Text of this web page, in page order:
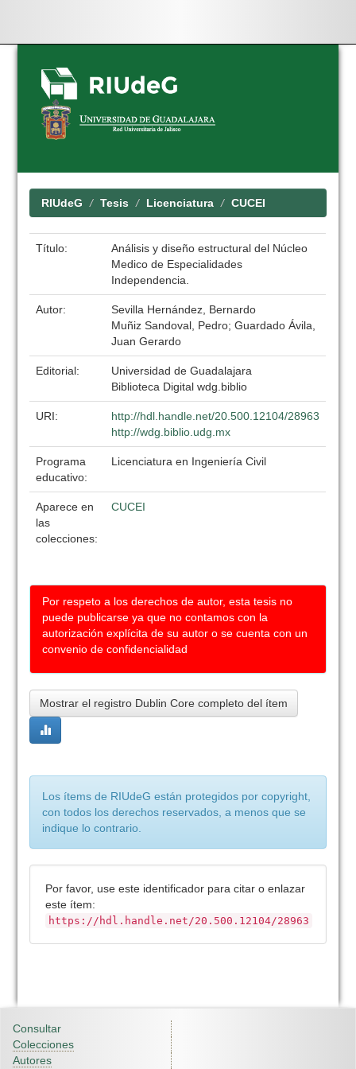
Skip
navigation
RIUdeG Tesis Licenciatura CUCEI
Título:
Análisis y diseño estructural del Núcleo
Medico de Especialidades
Independencia.
Autor:
Sevilla Hernández, Bernardo
Muñiz Sandoval, Pedro; Guardado Ávila,
Juan Gerardo
Editorial:
Universidad de Guadalajara
Biblioteca Digital wdg.biblio
URI:
http://hdl.handle.net/20.500.12104/28963
http://wdg.biblio.udg.mx
Programa
educativo:
Licenciatura en Ingeniería Civil
Aparece en
las
colecciones:
CUCEI
Por respeto a los derechos de autor, esta tesis no
puede publicarse ya que no contamos con la
autorización explícita de su autor o se cuenta con un
convenio de confidencialidad
Mostrar el registro Dublin Core completo del ítem
Los ítems de RIUdeG están protegidos por copyright,
con todos los derechos reservados, a menos que se
indique lo contrario.
Por favor, use este identificador para citar o enlazar
este ítem:
https://hdl.handle.net/20.500.12104/28963
Consultar
Colecciones
Autores